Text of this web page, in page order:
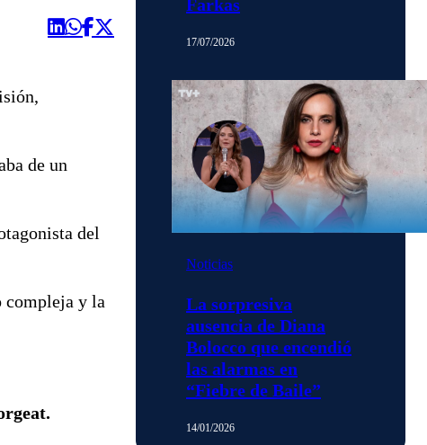
de un
del
compleja y la
Farkas
17/07/2026
Noticias
La sorpresiva
ausencia de Diana
Bolocco que encendió
las alarmas en
“Fiebre de Baile”
14/01/2026